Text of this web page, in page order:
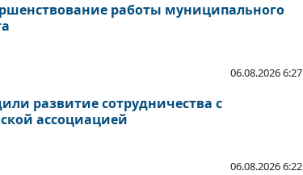
работы муниципального
06.08.2026 6:27
развитие сотрудничества с
ассоциацией
06.08.2026 6:22